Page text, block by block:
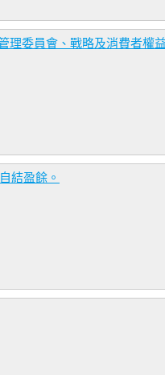
理委員會、戰略及消費者權
結盈餘。